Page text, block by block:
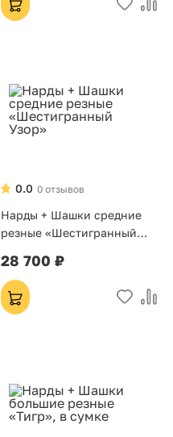
0 отзывов
0.0
Нарды + Шашки средние
резные «Шестигранный
28 700 ₽